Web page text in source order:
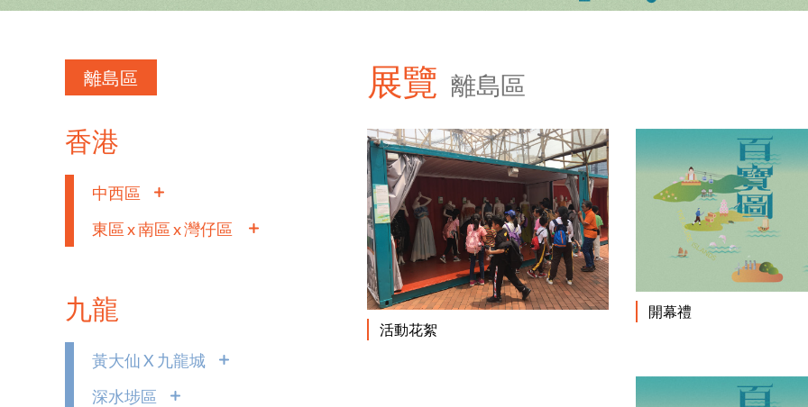
離島區
香港
中西區
東區 x 南區 x 灣仔區
九龍
黃大仙 X 九龍城
深水埗區
展覽 離島區
活動花絮
開幕禮